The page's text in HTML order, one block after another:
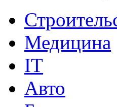
Медицина
IT
Авто